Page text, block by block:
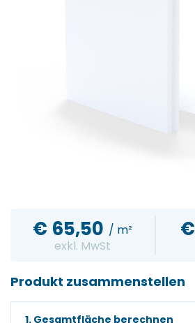
€ 65,50 / m²
exkl. MwSt
€
Produkt zusammenstellen
1. Gesamtfläche berechnen